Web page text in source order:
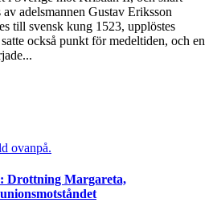
adelsmannen Gustav Eriksson
till svensk kung 1523, upplöstes
också punkt för medeltiden, och en
Drottning Margareta,